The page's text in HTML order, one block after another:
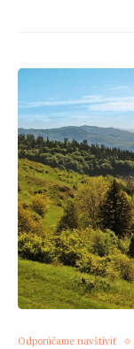
Odporúčame navštíviť